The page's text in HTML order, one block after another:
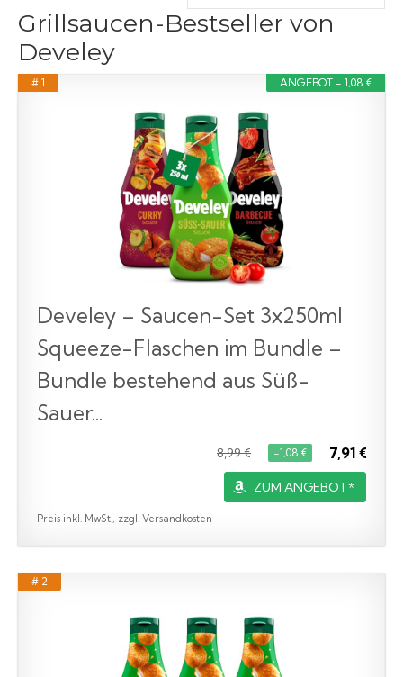
Grillsaucen-Bestseller von
Develey
ANGEBOT - 1,08 €
# 1
Develey – Saucen-Set 3x250ml
Squeeze-Flaschen im Bundle –
Bundle bestehend aus Süß-
Sauer...
8,99 € −1,08 € 7,91 €
ZUM ANGEBOT*
Preis inkl. MwSt., zzgl. Versandkosten
# 2